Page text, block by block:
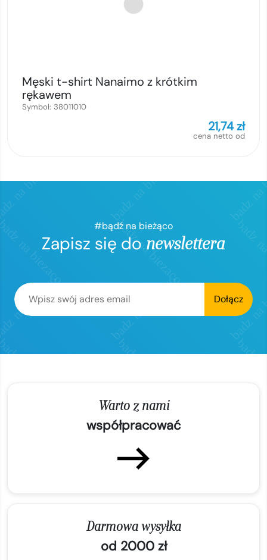
Męski t-shirt Nanaimo z krótkim
rękawem
Symbol: 38011010
21,74zł
cena netto od
#bądź na bieżąco
Zapisz się do newslettera
Dołącz
Warto z nami
współpracować
Darmowa wysyłka
od 2000 zł